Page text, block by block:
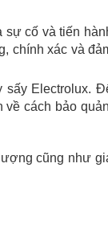
sự cố và tiến
chính xác và
sấy Electrolux.
về cách bảo
cũng như